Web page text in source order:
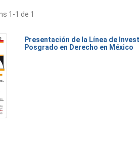
1-1 de 1
Presentación de la Línea de
Posgrado en Derecho en México